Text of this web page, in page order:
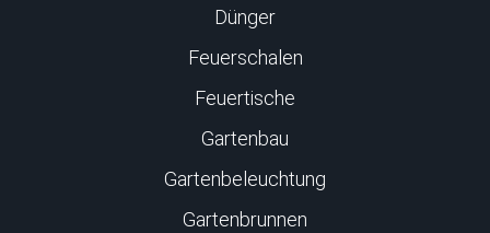
Dünger
Feuerschalen
Feuertische
Gartenbau
Gartenbeleuchtung
Gartenbrunnen